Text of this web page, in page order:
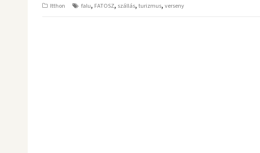
Itthon falu, FATOSZ, szállás, turizmus, verseny